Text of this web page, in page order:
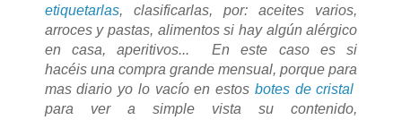
etiquetarlas, clasificarlas, por: aceites varios,
arroces y pastas, alimentos si hay algún alérgico
en casa, aperitivos... En este caso es si
hacéis una compra grande mensual, porque para
mas diario yo lo vacío en estos botes de cristal
para ver a simple vista su contenido,